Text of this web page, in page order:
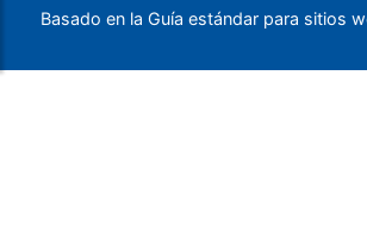
Basado en la Guía estándar para sitios